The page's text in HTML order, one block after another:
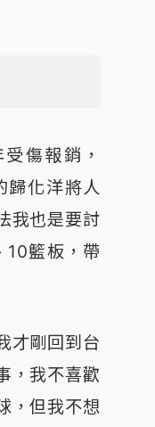
傷報銷，
歸化洋將人
我也是要討
10籃板，帶
才剛回到台
，我不喜歡
，但我不想